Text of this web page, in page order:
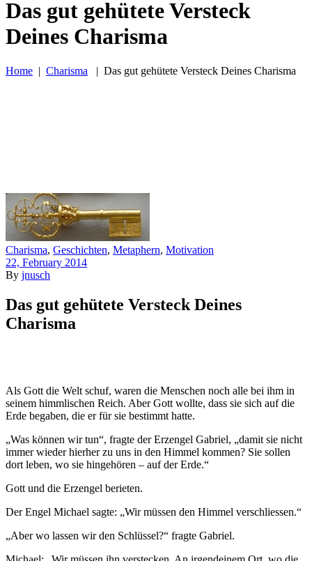
Das gut gehütete Versteck
Deines Charisma
Home | Charisma | Das gut gehütete Versteck Deines Charisma
Charisma, Geschichten, Metaphern, Motivation
22, February 2014
By jnusch
Das gut gehütete Versteck Deines
Charisma
Als Gott die Welt schuf, waren die Menschen noch alle bei ihm in
seinem himmlischen Reich. Aber Gott wollte, dass sie sich auf die
Erde begaben, die er für sie bestimmt hatte.
„Was können wir tun“, fragte der Erzengel Gabriel, „damit sie nicht
immer wieder hierher zu uns in den Himmel kommen? Sie sollen
dort leben, wo sie hingehören – auf der Erde.“
Gott und die Erzengel berieten.
Der Engel Michael sagte: „Wir müssen den Himmel verschliessen.“
„Aber wo lassen wir den Schlüssel?“ fragte Gabriel.